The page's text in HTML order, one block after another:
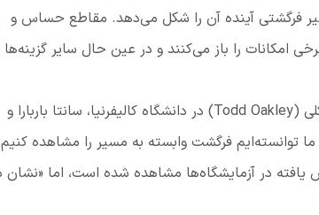
فرگشتی آینده آن را شکل می‌دهد. مقاطع حساس و
را باز می‌کنند و در عین حال سایر گزینه‌ها
(
Todd Oakley
) در دانشگاه کالیفرنیا، سانتا باربارا و
توانسته‌ایم فرگشت وابسته به مسیر را مشاهده
‌یافته در آزمایشگاه‌ها مشاهده شده ‌است، اما «نشان